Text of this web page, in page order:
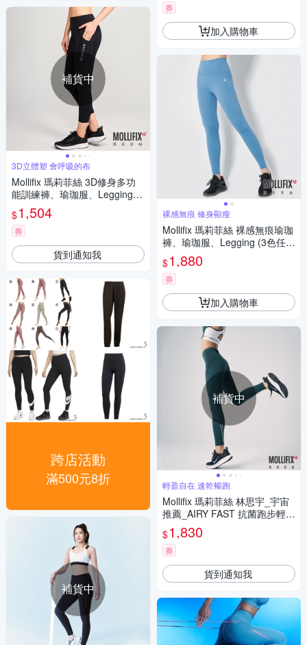
補貨中
3D立體塑 會呼吸的布
Mollifix 瑪莉菲絲 3D修身多功
能訓練褲、瑜珈服、Legging
(黑)
$1,504
券
貨到通知我
跨店活動
滿500元8折
補貨中
券
加入購物車
裸感無痕 修身顯瘦
Mollifix 瑪莉菲絲 裸感無痕瑜珈
褲、瑜珈服、Legging (3色任
選) 暢貨出清
$1,880
券
加入購物車
補貨中
輕盈自在 速乾暢跑
Mollifix 瑪莉菲絲 林思宇_宇宙
推薦_AIRY FAST 抗菌跑步輕速
褲(霧松綠)、瑜珈服、Legging
$1,830
券
貨到通知我